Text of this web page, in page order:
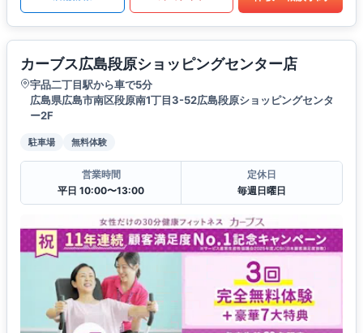
カーブス広島段原ショッピングセンター店
宇品二丁目駅から車で5分
広島県広島市南区段原南1丁目3-52広島段原ショッピングセンタ
ー2F
駐車場 無料体験
営業時間
平日 10:00〜13:00
定休日
毎週日曜日